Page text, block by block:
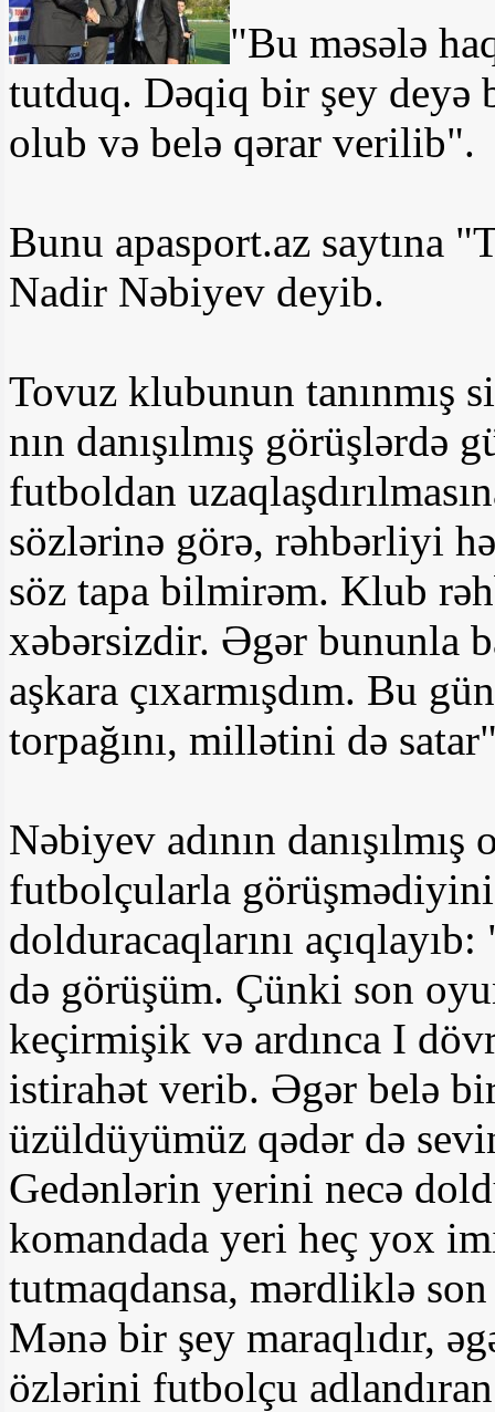
"Bu məsələ
tutduq. Dəqiq bir şey deyə
olub və belə qərar verilib".
Bunu apasport.az saytına
Nadir Nəbiyev deyib.
Tovuz klubunun tanınmış
nın danışılmış görüşlərdə
futboldan
sözlərinə görə, rəhbərliyi
söz tapa bilmirəm. Klub
xəbərsizdir. Əgər bununla
aşkara çıxarmışdım. Bu
torpağını, millətini də
Nəbiyev adının
futbolçularla
dolduracaqlarını
də görüşüm. Çünki son
keçirmişik və ardınca I
istirahət verib. Əgər belə
üzüldüyümüz qədər də
Gedənlərin yerini necə
komandada yeri heç yox
tutmaqdansa, mərdliklə
Mənə bir şey maraqlıdır,
özlərini futbolçu